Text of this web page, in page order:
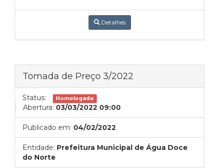
Detalhes
Tomada de Preço 3/2022
Status: Homologada
Abertura: 03/03/2022 09:00
Publicado em: 04/02/2022
Entidade: Prefeitura Municipal de Água Doce
do Norte